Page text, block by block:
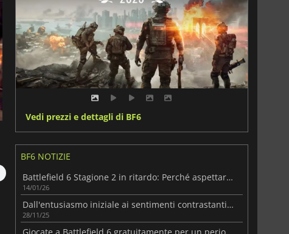
Vedi prezzi e dettagli di BF6
BF6 NOTIZIE
Battlefield 6 Stagione 2 in ritardo: Perché aspettare ancora un po' vale la pena
14/01/26
Dall'entusiasmo iniziale ai sentimenti contrastanti di Battlefield 6
28/11/25